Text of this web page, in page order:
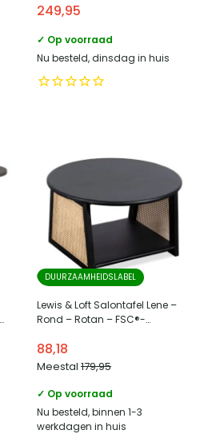
249,95
✓ Op voorraad
Nu besteld, dinsdag in huis
DUURZAAMHEIDSLABEL
Lewis & Loft Salontafel Lene –
Rond – Rotan – FSC®-
Zwart
88,18
Meestal 179,95
✓ Op voorraad
Nu besteld, binnen 1-3
werkdagen in huis